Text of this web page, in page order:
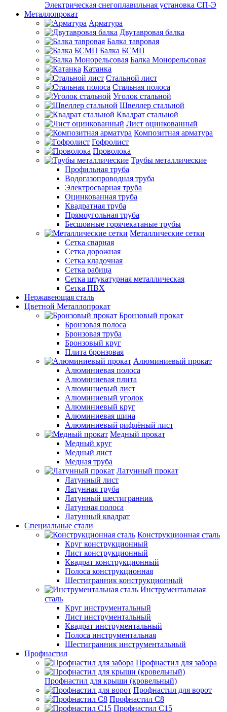
Электрическая снегоплавильная установка СП-Э
Металлопрокат
Арматура
Двутавровая балка
Балка тавровая
Балка БСМП
Балка Монорельсовая
Катанка
Стальной лист
Стальная полоса
Уголок стальной
Швеллер стальной
Квадрат стальной
Лист оцинкованный
Композитная арматура
Гофролист
Проволока
Трубы металлические
Профильная труба
Водогазопроводная труба
Электросварная труба
Оцинкованная труба
Квадратная труба
Прямоугольная труба
Бесшовные горячекатаные трубы
Металлические сетки
Сетка сварная
Сетка дорожная
Сетка кладочная
Сетка рабица
Сетка штукатурная металлическая
Сетка ПВХ
Нержавеющая сталь
Цветной Металлопрокат
Бронзовый прокат
Бронзовая полоса
Бронзовая труба
Бронзовый круг
Плита бронзовая
Алюминиевый прокат
Алюминиевая полоса
Алюминиевая плита
Алюминиевый лист
Алюминиевый уголок
Алюминиевый круг
Алюминиевая шина
Алюминиевый рифлёный лист
Медный прокат
Медный круг
Медный лист
Медная труба
Латунный прокат
Латунный лист
Латунная труба
Латунный шестигранник
Латунная полоса
Латунный квадрат
Специальные стали
Конструкционная сталь
Круг конструкционный
Лист конструкционный
Квадрат конструкционный
Полоса конструкционная
Шестигранник конструкционный
Инструментальная
сталь
Круг инструментальный
Лист инструментальный
Квадрат инструментальный
Полоса инструментальная
Шестигранник инструментальный
Профнастил
Профнастил для забора
Профнастил для крыши (кровельный)
Профнастил для ворот
Профнастил С8
Профнастил С15